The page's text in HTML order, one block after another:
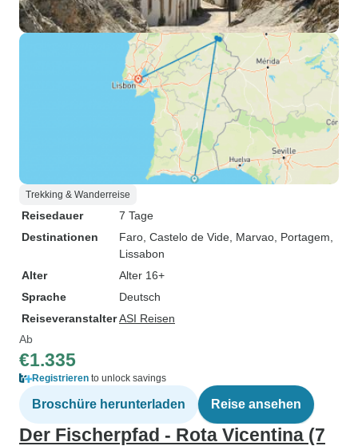
Trekking & Wanderreise
Reisedauer
7 Tage
Destinationen
Faro , Castelo de Vide , Marvao , Portagem
Lissabon
Alter
Alter 16+
Sprache
Deutsch
ReiseveranstalterASI Reisen
Ab
€1.335
Registrieren to unlock savings
Broschüre herunterladen Reise ansehen
Der Fischerpfad - Rota Vicentina (7